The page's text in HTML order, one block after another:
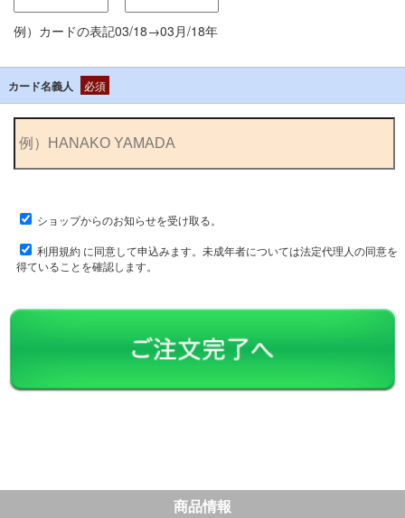
例）カードの表記03/18→03月/18年
カード名義人 必須
ショップからのお知らせを受け取る。
利用規約に同意して申込みます。未成年者については法定代理人の同意を
得ていることを確認します。
商品情報